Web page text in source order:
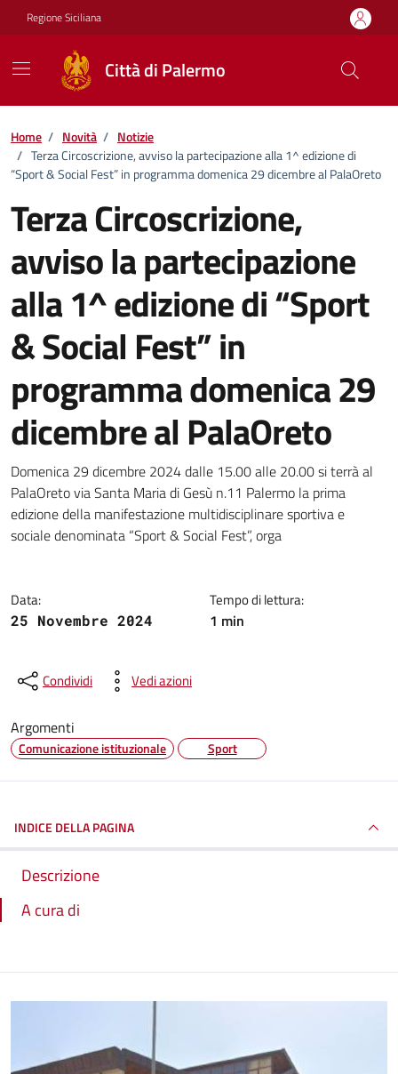
Vai ai contenuti
Vai al footer
Regione Siciliana
Città di Palermo
Home / Novità / Notizie
/ Terza Circoscrizione, avviso la partecipazione alla 1^ edizione di
“Sport & Social Fest” in programma domenica 29 dicembre al PalaOreto
Terza Circoscrizione,
avviso la partecipazione
alla 1^ edizione di “Sport
& Social Fest” in
programma domenica 29
dicembre al PalaOreto
Dettagli della notizia
Domenica 29 dicembre 2024 dalle 15.00 alle 20.00 si terrà al
PalaOreto via Santa Maria di Gesù n.11 Palermo la prima
edizione della manifestazione multidisciplinare sportiva e
sociale denominata “Sport & Social Fest”, orga
Data:
25 Novembre 2024
Tempo di lettura:
1 min
Condividi Vedi azioni
Argomenti
Comunicazione istituzionale Sport
INDICE DELLA PAGINA
Descrizione
A cura di